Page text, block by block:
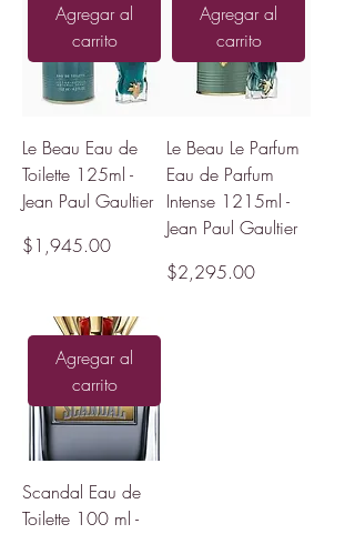
Agregar al
carrito
Le Beau Eau de
Toilette 125ml -
Jean Paul Gaultier
Precio
$1,945.00
Agregar al
carrito
Le Beau Le Parfum
Eau de Parfum
Intense 1215ml -
Jean Paul Gaultier
Precio
$2,295.00
Agregar al
carrito
Scandal Eau de
Toilette 100 ml -